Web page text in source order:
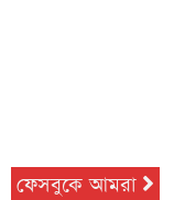
ফেসবুকে আমরা